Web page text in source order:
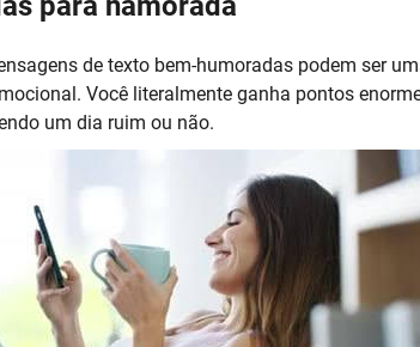
de texto bem-humoradas podem ser
Você literalmente ganha pontos
um dia ruim ou não.